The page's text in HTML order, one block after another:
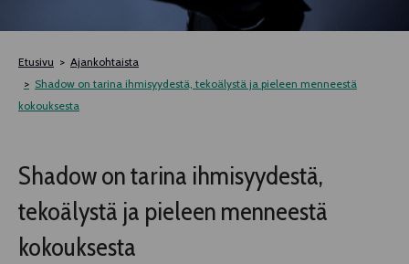
TELTTALAB
OFF TAMPERE
MUU OHJELMISTO
Etusivu
Ajankohtaista
Shadow on tarina ihmisyydestä, tekoälystä ja pieleen menneestä
kokouksesta
Shadow on tarina ihmisyydestä,
tekoälystä ja pieleen menneestä
kokouksesta